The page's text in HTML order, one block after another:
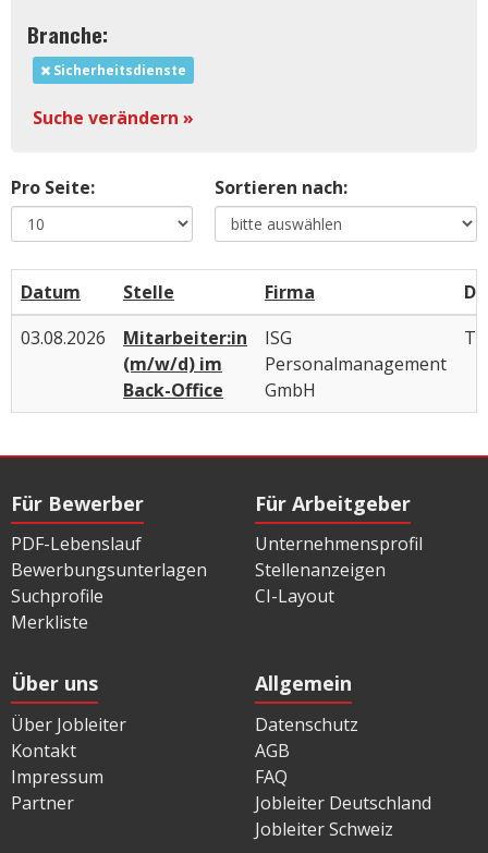
Branche:
Sicherheitsdienste
Suche verändern »
Pro Seite: Sortieren nach:
Datum Stelle Firma
03.08.2026
Mitarbeiter:in
(m/w/d) im
Back-Office
ISG
Personalmanagement
GmbH
Für Bewerber
PDF-Lebenslauf
Bewerbungsunterlagen
Suchprofile
Merkliste
Für Arbeitgeber
Unternehmensprofil
Stellenanzeigen
CI-Layout
Über uns
Über Jobleiter
Kontakt
Impressum
Partner
Allgemein
Datenschutz
AGB
FAQ
Jobleiter Deutschland
Jobleiter Schweiz